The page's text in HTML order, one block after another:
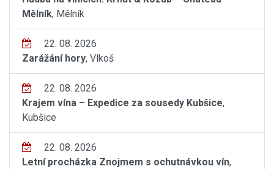
Mělník, Mělník
22. 08. 2026
Zarážání hory, Vlkoš
22. 08. 2026
Krajem vína – Expedice za sousedy Kubšice,
Kubšice
22. 08. 2026
Letní procházka Znojmem s ochutnávkou vín,